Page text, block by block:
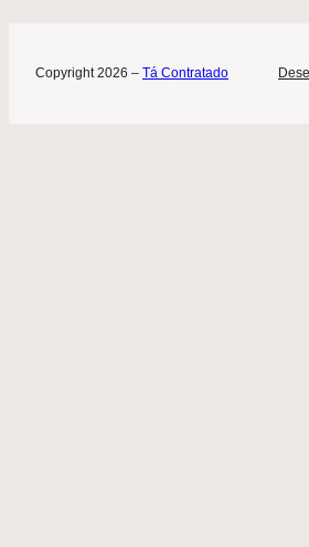
Copyright 2026 – Tá Contratado